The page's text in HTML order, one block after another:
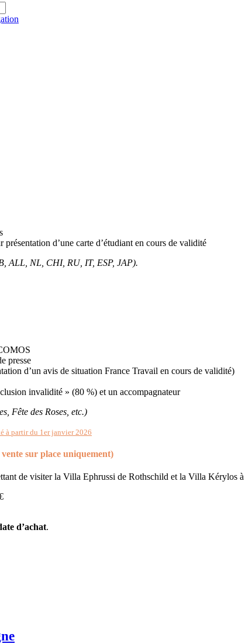
présentation d’une carte d’étudiant en cours de validité
ALL, NL, CHI, RU, IT, ESP, JAP).
presse
d’un avis de situation France Travail en cours de validité)
invalidité » (80 %) et un accompagnateur
Fête des Roses, etc.)
à partir du 1er janvier 2026
sur place uniquement)
de visiter la Villa Ephrussi de Rothschild et la Villa Kérylos
d’achat.